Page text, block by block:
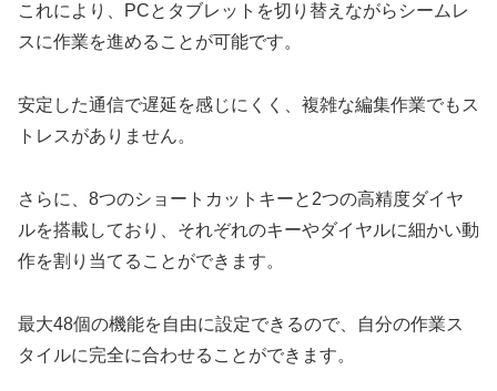
これにより、PCとタブレットを切り替えながらシームレ
スに作業を進めることが可能です。
安定した通信で遅延を感じにくく、複雑な編集作業でもス
トレスがありません。
さらに、8つのショートカットキーと2つの高精度ダイヤ
ルを搭載しており、それぞれのキーやダイヤルに細かい動
作を割り当てることができます。
最大48個の機能を自由に設定できるので、自分の作業ス
タイルに完全に合わせることができます。